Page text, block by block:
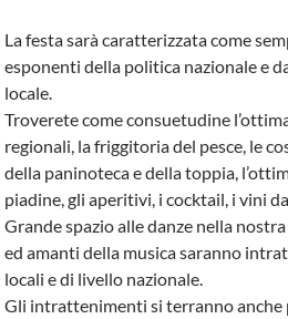
La festa sarà caratterizzata come
esponenti della politica nazionale e
locale.
Troverete come consuetudine
regionali, la friggitoria del pesce, le
della paninoteca e della toppia,
piadine, gli aperitivi, i cocktail, i vini
Grande spazio alle danze nella
ed amanti della musica saranno
locali e di livello nazionale.
Gli intrattenimenti si terranno anche